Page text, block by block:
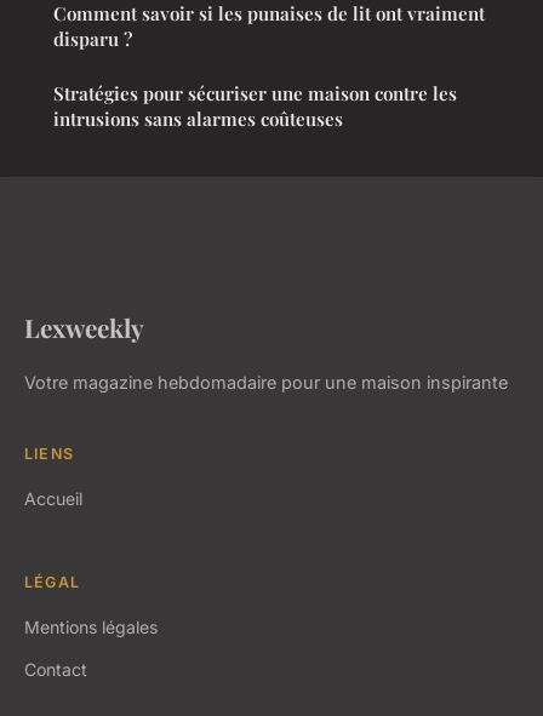
Comment savoir si les punaises de lit ont vraiment
disparu ?
Stratégies pour sécuriser une maison contre les
intrusions sans alarmes coûteuses
Lexweekly
Votre magazine hebdomadaire pour une maison inspirante
LIENS
Accueil
LÉGAL
Mentions légales
Contact